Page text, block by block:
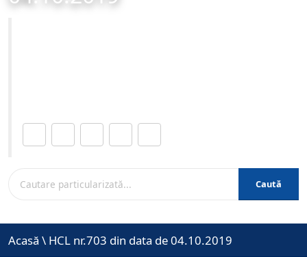
Caută
Acasă \ HCL nr.703 din data de 04.10.2019